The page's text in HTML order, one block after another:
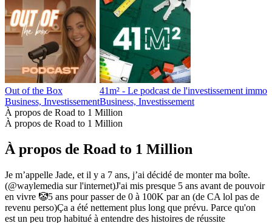
Out of the Box
Business, Investissement
41m² - Le podcast de l'investissement
Business, Investissement
À propos de Road to 1 Million
À propos de Road to 1 Million
À propos de Road to 1 Million
Je m’appelle Jade, et il y a 7 ans, j’ai décidé de monter ma boîte.
(@waylemedia sur l'internet)J'ai mis presque 5 ans avant de pouvoir
en vivre 🤡5 ans pour passer de 0 à 100K par an (de CA lol pas de
revenu perso)Ça a été nettement plus long que prévu. Parce qu'on
est un peu trop habitué à entendre des histoires de réussite